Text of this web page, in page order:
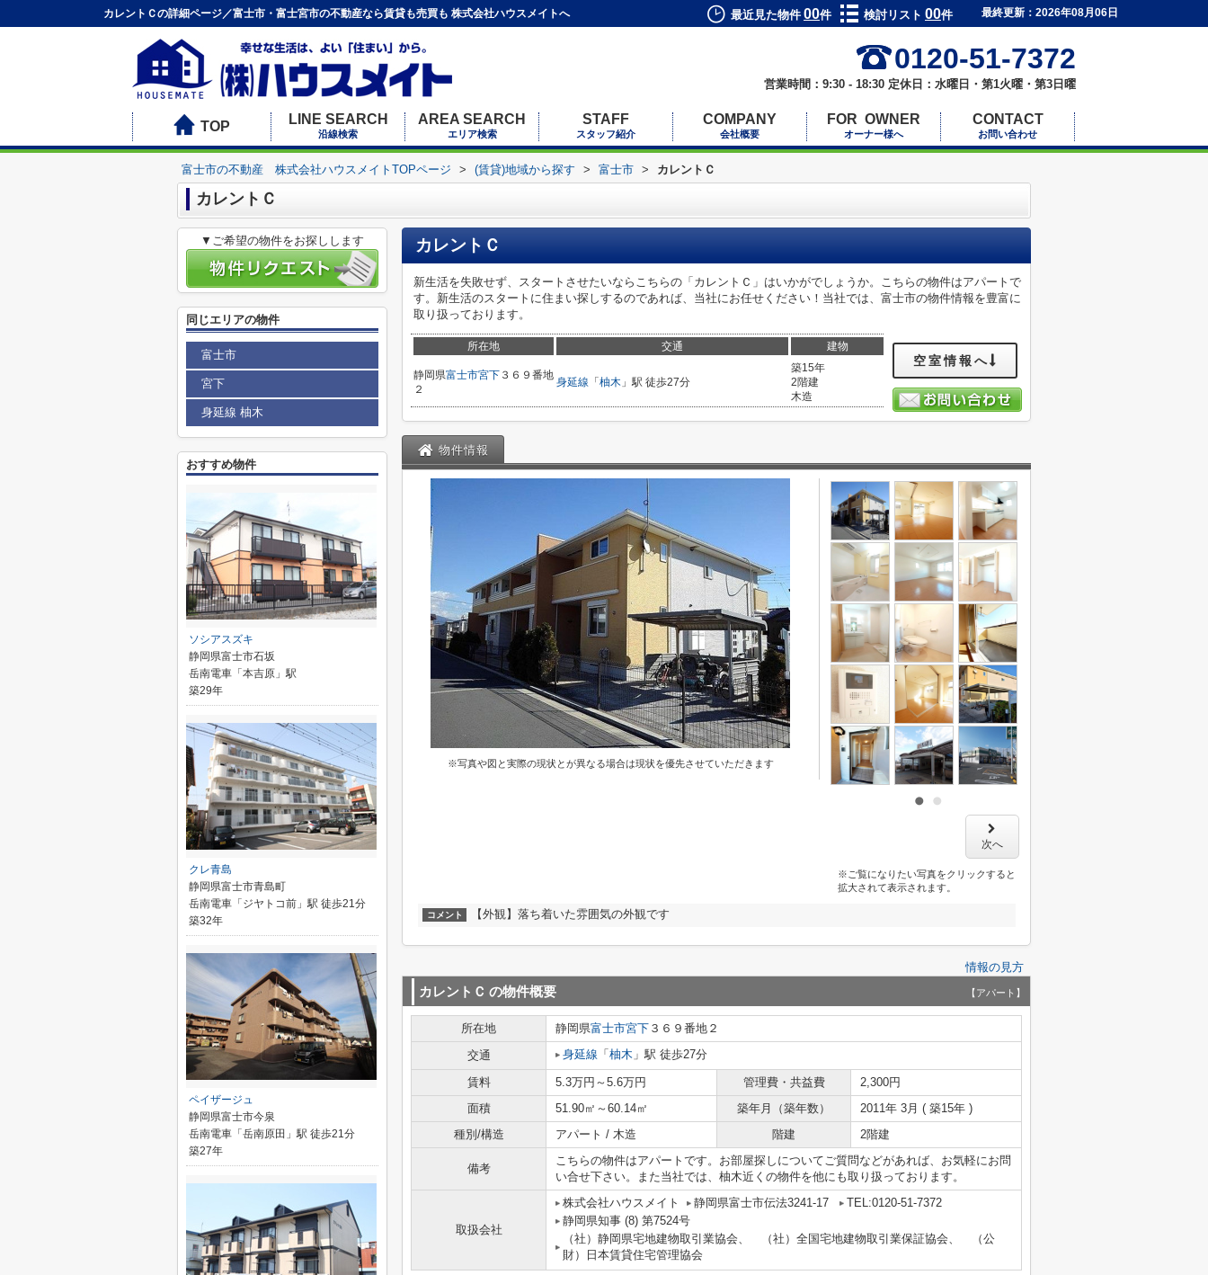
カレントＣの詳細ページ／富士市・富士宮市の不動産なら賃貸も売買も 株式会社ハウスメイトへ 最近見た物件 00件 検討リスト 00件 最終更新：2026年08月06日
0120-51-7372
営業時間：9:30 - 18:30 定休日：水曜日・第1火曜・第3日曜
TOP LINE SEARCH
沿線検索
AREA SEARCH
エリア検索
STAFF
スタッフ紹介
COMPANY
会社概要
FOR OWNER
オーナー様へ
CONTACT
お問い合わせ
富士市の不動産 株式会社ハウスメイトTOPページ > (賃貸)地域から探す > 富士市 > カレントＣ
カレントＣ
カレントＣ
新生活を失敗せず、スタートさせたいならこちらの「カレントＣ」はいかがでしょうか。こちらの物件はアパートで
す。新生活のスタートに住まい探しするのであれば、当社にお任せください！当社では、富士市の物件情報を豊富に
取り扱っております。
所在地 交通 建物
静岡県富士市宮下 ３６９番地
２
身延線 「 柚木 」駅 徒歩27分
築15年
2階建
木造
空室情報へ
物件情報
※写真や図と実際の現状とが異なる場合は現状を優先させていただきます
次へ
※ご覧になりたい写真をクリックすると
拡大されて表示されます。
コメント 【外観】落ち着いた雰囲気の外観です
情報の見方
カレントＣ の物件概要 【アパート】
所在地 静岡県富士市宮下 ３６９番地２
交通
身延線 「 柚木 」駅 徒歩27分
賃料 5.3万円～5.6万円 管理費・共益費
2,300円
面積
51.90㎡～60.14㎡ 築年月（築年数）
2011年 3月 ( 築15年 )
種別/構造
アパート / 木造 階建 2階建
備考
こちらの物件はアパートです。お部屋探しについてご質問などがあれば、お気軽にお問
い合せ下さい。また当社では、柚木近くの物件を他にも取り扱っております。
取扱会社
株式会社ハウスメイト 静岡県富士市伝法3241-17
TEL:0120-51-7372
静岡県知事 (8) 第7524号
（社）静岡県宅地建物取引業協会、 （社）全国宅地建物取引業保証協会、 （公
財）日本賃貸住宅管理協会
▼ご希望の物件をお探しします
同じエリアの物件
富士市
宮下
身延線 柚木
おすすめ物件
ソシアスズキ
静岡県富士市石坂
岳南電車「本吉原」駅
築29年
クレ青島
静岡県富士市青島町
岳南電車「ジヤトコ前」駅 徒歩21分
築32年
ペイザージュ
静岡県富士市今泉
岳南電車「岳南原田」駅 徒歩21分
築27年